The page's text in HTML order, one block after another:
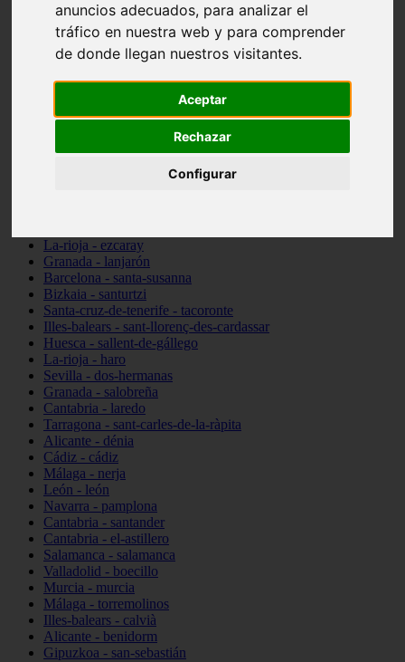
anuncios adecuados, para analizar el
tráfico en nuestra web y para comprender
de donde llegan nuestros visitantes.
Aceptar
Rechazar
Configurar
Sevilla - marinaleda
Córdoba - almedinilla
Navarra - zangoza
Cantabria - arenas-de-iguña
Barcelona - la-pobla-de-lillet
Las-palmas - yaiza
Valladolid - fuensaldaña
La-rioja - ezcaray
Granada - lanjarón
Barcelona - santa-susanna
Bizkaia - santurtzi
Santa-cruz-de-tenerife - tacoronte
Illes-balears - sant-llorenç-des-cardassar
Huesca - sallent-de-gállego
La-rioja - haro
Sevilla - dos-hermanas
Granada - salobreña
Cantabria - laredo
Tarragona - sant-carles-de-la-ràpita
Alicante - dénia
Cádiz - cádiz
Málaga - nerja
León - león
Navarra - pamplona
Cantabria - santander
Cantabria - el-astillero
Salamanca - salamanca
Valladolid - boecillo
Murcia - murcia
Málaga - torremolinos
Illes-balears - calvià
Alicante - benidorm
Gipuzkoa - san-sebastián